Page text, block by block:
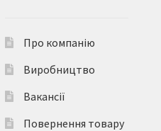
Про компанію
Виробництво
Вакансії
Повернення товару